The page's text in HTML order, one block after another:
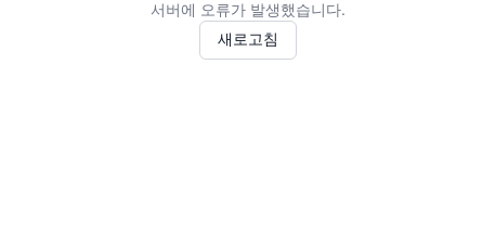
서버에 오류가 발생했습니다.
새로고침